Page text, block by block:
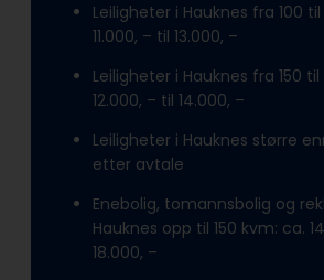
Leiligheter i Hauknes fra 100 til
11.000, – til 13.000, –
Leiligheter i Hauknes fra 150
12.000, – til 14.000, –
Leiligheter i Hauknes større
etter avtale
Enebolig, tomannsbolig og
Hauknes opp til 150 kvm: ca.
18.000, –